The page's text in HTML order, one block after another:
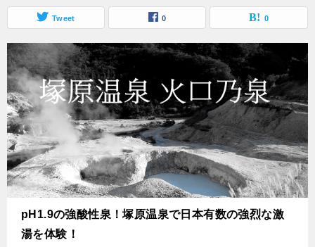
Tweet 0 0
pH1.9の強酸性泉！塚原温泉で日本有数の強烈な激
湯を体験！